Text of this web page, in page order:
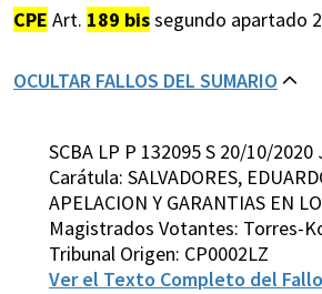
CPE Art. 189 bissegundo apartado
OCULTAR FALLOS DEL SUMARIO
SCBA LP P 132095 S 20/10/2020
Carátula: SALVADORES,
APELACION Y GARANTIAS EN
Magistrados Votantes: Torres-
Tribunal Origen: CP0002LZ
Ver el Texto Completo del Fallo